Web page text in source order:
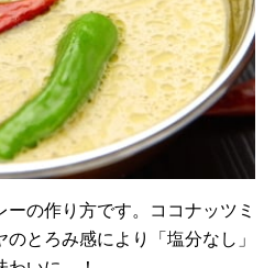
の作り方です。ココナッツミ
とろみ感により「塩分なし」